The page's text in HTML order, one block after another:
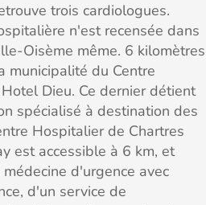
trois cardiologues.
n'est recensée dans
Oisème même. 6 kilomètres
municipalité du Centre
Dieu. Ce dernier détient
spécialisé à destination des
Hospitalier de Chartres
est accessible à 6 km, et
d'urgence avec
d'un service de